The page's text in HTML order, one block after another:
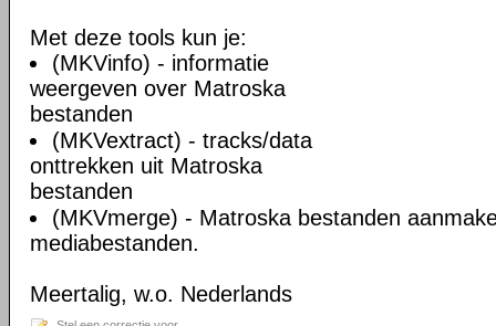
Met deze tools kun je:
(MKVinfo) - informatie
weergeven over Matroska
bestanden
(MKVextract) - tracks/data
onttrekken uit Matroska
bestanden
(MKVmerge) - Matroska bestanden
mediabestanden.
Meertalig, w.o. Nederlands